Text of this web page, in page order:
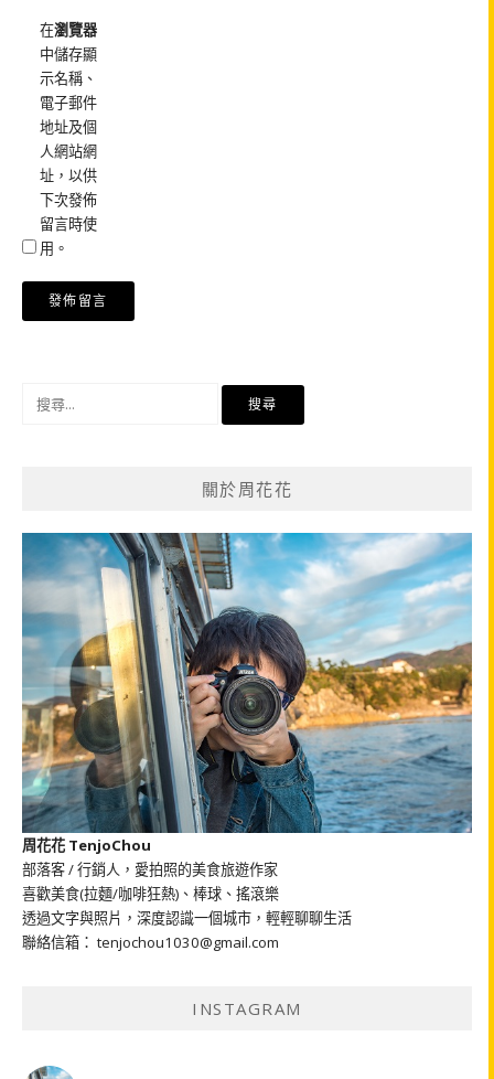
在瀏覽器
中儲存顯
示名稱、
電子郵件
地址及個
人網站網
址，以供
下次發佈
留言時使
用。
關於周花花
周花花 TenjoChou
部落客 / 行銷人，愛拍照的美食旅遊作家
喜歡美食(拉麵/咖啡狂熱)、棒球、搖滾樂
透過文字與照片，深度認識一個城市，輕輕聊聊生活
聯絡信箱： tenjochou1030@gmail.com
INSTAGRAM